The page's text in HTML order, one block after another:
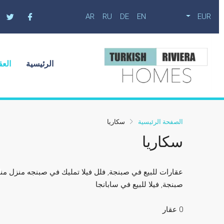
EUR
EN
DE
RU
AR
الرئيسية
الصفحة الرئيسية سكاريا
سكاريا
عقارات للبيع في صبنجة, فلل فيلا تمليك في صبنجه منزل
صبنجة, فيلا للبيع في سابانجا
0 عقار